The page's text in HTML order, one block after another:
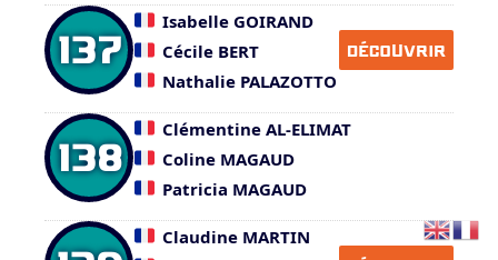
137
Isabelle GOIRAND
Cécile BERT
Nathalie PALAZOTTO
DÉCOUVRIR
138
Clémentine AL-ELIMAT
Coline MAGAUD
Patricia MAGAUD
Claudine MARTIN